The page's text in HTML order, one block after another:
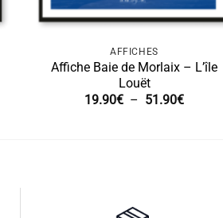
AFFICHES
Affiche Baie de Morlaix – L’île
Louët
19.90€ – 51.90€Plage